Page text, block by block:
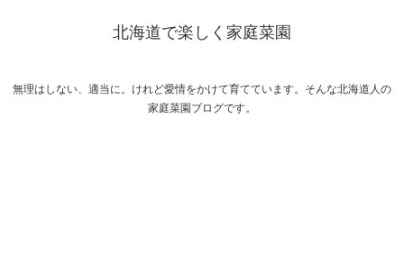
北海道で楽しく家庭菜園
無理はしない、適当に。けれど愛情をかけて育てています。そんな北海道人の
家庭菜園ブログです。